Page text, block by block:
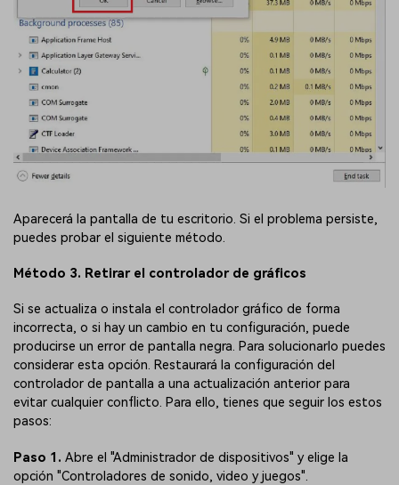
Aparecerá la pantalla de tu escritorio. Si el problema persiste,
puedes probar el siguiente método.
Método 3. Retirar el controlador de gráficos
Si se actualiza o instala el controlador gráfico de forma
incorrecta, o si hay un cambio en tu configuración, puede
producirse un error de pantalla negra. Para solucionarlo puedes
considerar esta opción. Restaurará la configuración del
controlador de pantalla a una actualización anterior para
evitar cualquier conflicto. Para ello, tienes que seguir los estos
pasos:
Paso 1. Abre el "Administrador de dispositivos" y elige la
opción "Controladores de sonido, video y juegos".